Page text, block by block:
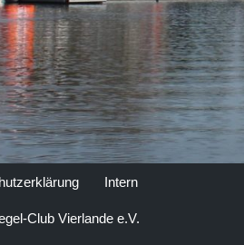
Intern
Club Vierlande e.V.